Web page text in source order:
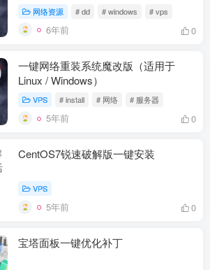
网络资源 # dd # windows # vps
6年前 0
一键网络重装系统魔改版（适用于
Linux / Windows）
VPS # install # 网络 # 服务器
5年前 0
CentOS7锐速破解版一键安装
VPS
5年前 0
宝塔面板一键优化补丁